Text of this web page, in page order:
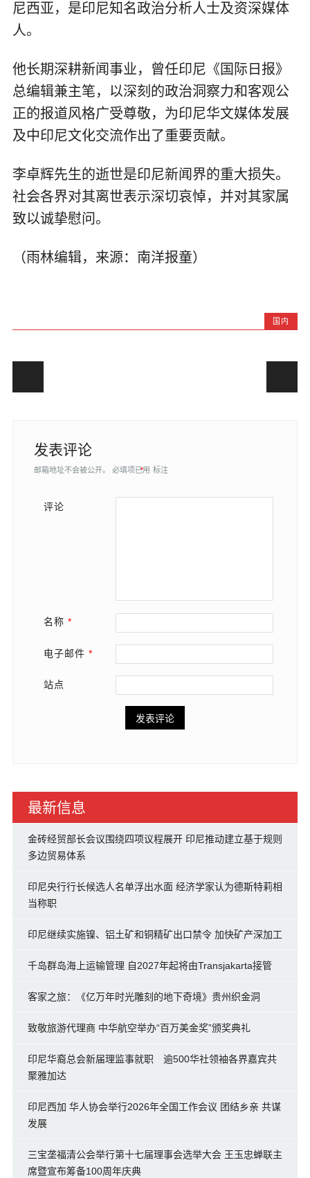
尼西亚，是印尼知名政治分析人士及资深媒体
人。
他长期深耕新闻事业，曾任印尼《国际日报》
总编辑兼主笔，以深刻的政治洞察力和客观公
正的报道风格广受尊敬，为印尼华文媒体发展
及中印尼文化交流作出了重要贡献。
李卓辉先生的逝世是印尼新闻界的重大损失。
社会各界对其离世表示深切哀悼，并对其家属
致以诚挚慰问。
（雨林编辑，来源：南洋报童）
国内
发表评论
邮箱地址不会被公开。 必填项已用
* 标注
评论
名称 *
电子邮件 *
站点
最新信息
金砖经贸部长会议围绕四项议程展开 印尼推动建立基于规则
多边贸易体系
印尼央行行长候选人名单浮出水面 经济学家认为德斯特莉相
当称职
印尼继续实施镍、铝土矿和铜精矿出口禁令 加快矿产深加工
千岛群岛海上运输管理 自2027年起将由Transjakarta接管
客家之旅：《亿万年时光雕刻的地下奇境》贵州织金洞
致敬旅游代理商 中华航空举办“百万美金奖”颁奖典礼
印尼华裔总会新届理监事就职 逾500华社领袖各界嘉宾共
聚雅加达
印尼西加 华人协会举行2026年全国工作会议 团结乡亲 共谋
发展
三宝垄福清公会举行第十七届理事会选举大会 王玉忠蝉联主
席暨宣布筹备100周年庆典